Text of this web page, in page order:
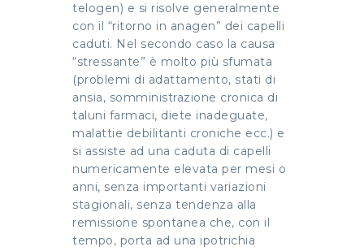
telogen) e si risolve generalmente
con il “ritorno in anagen” dei capelli
caduti. Nel secondo caso la causa
“stressante” è molto più sfumata
(problemi di adattamento, stati di
ansia, somministrazione cronica di
taluni farmaci, diete inadeguate,
malattie debilitanti croniche ecc.) e
si assiste ad una caduta di capelli
numericamente elevata per mesi o
anni, senza importanti variazioni
stagionali, senza tendenza alla
remissione spontanea che, con il
tempo, porta ad una ipotrichia